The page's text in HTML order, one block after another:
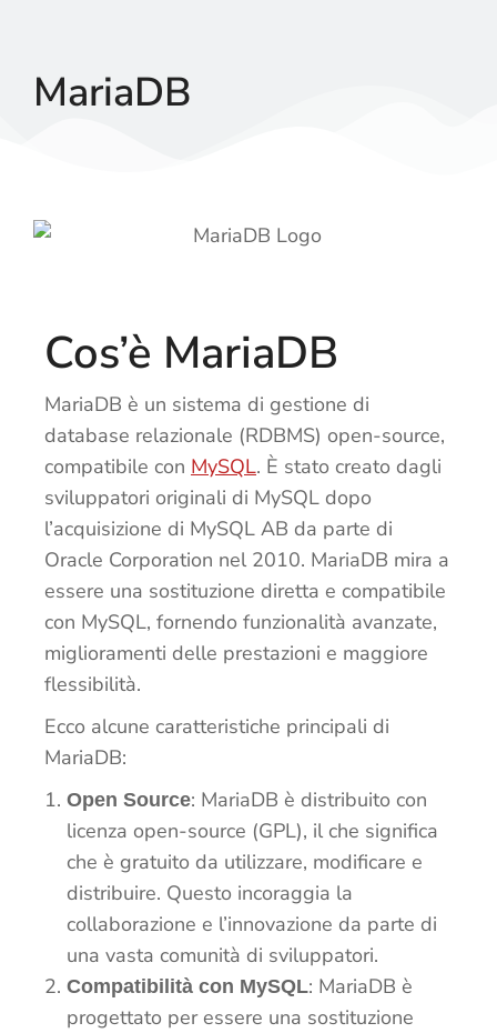
MariaDB
Cos’è MariaDB
MariaDB è un sistema di gestione di
database relazionale (RDBMS) open-source,
compatibile con MySQL. È stato creato dagli
sviluppatori originali di MySQL dopo
l’acquisizione di MySQL AB da parte di
Oracle Corporation nel 2010. MariaDB mira a
essere una sostituzione diretta e compatibile
con MySQL, fornendo funzionalità avanzate,
miglioramenti delle prestazioni e maggiore
flessibilità.
Ecco alcune caratteristiche principali di
MariaDB:
Open Source: MariaDB è distribuito con
licenza open-source (GPL), il che significa
che è gratuito da utilizzare, modificare e
distribuire. Questo incoraggia la
collaborazione e l’innovazione da parte di
una vasta comunità di sviluppatori.
Compatibilità con MySQL: MariaDB è
progettato per essere una sostituzione